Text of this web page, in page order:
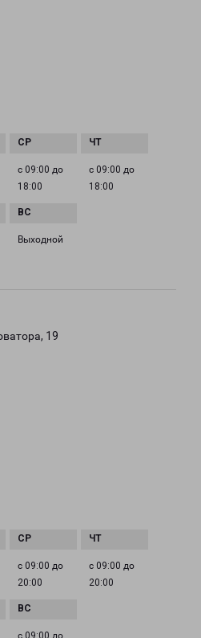
с 09:00 до
18:00
с 09:00 до
18:00
Выходной
19
с 09:00 до
20:00
с 09:00 до
20:00